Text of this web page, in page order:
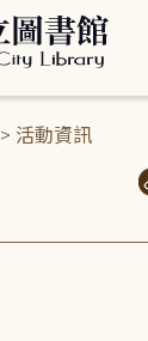
> 活動資訊